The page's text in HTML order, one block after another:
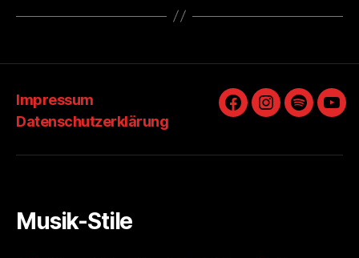
Impressum
Datenschutzerklärung
FacebookInstagram
Spotify
Musik-Stile